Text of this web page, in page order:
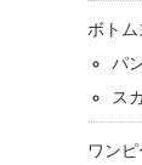
ボトム
パ
ス
ワン